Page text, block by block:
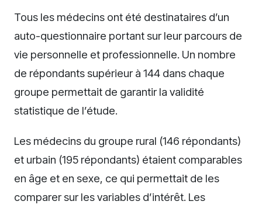
Tous les médecins ont été destinataires d’un
auto-questionnaire portant sur leur parcours de
vie personnelle et professionnelle. Un nombre
de répondants supérieur à 144 dans chaque
groupe permettait de garantir la validité
statistique de l’étude.
Les médecins du groupe rural (146 répondants)
et urbain (195 répondants) étaient comparables
en âge et en sexe, ce qui permettait de les
comparer sur les variables d’intérêt. Les